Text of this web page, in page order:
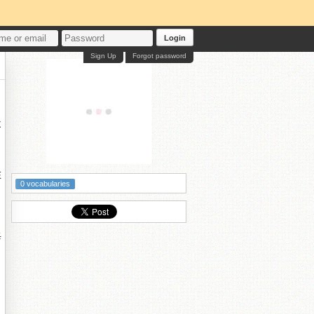
Login
Forgot password
Sign Up
0 vocabularies